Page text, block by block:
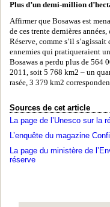
Plus d’un demi-million
Affirmer que Bosawas est
de ces trente dernières
Réserve, comme s’il
ennemies qui pratiqueraient
Bosawas a perdu plus de 564
2011, soit 5 768 km2 – un
rasée, 3 379 km2
Sources de cet article
La page de l’Unesco sur la
L’enquête du magazine
La page du ministère de
réserve